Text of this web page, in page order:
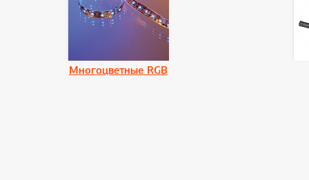
Многоцветные RGB